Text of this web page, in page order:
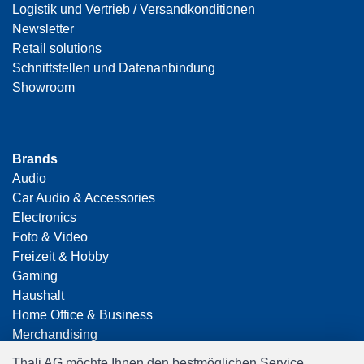
Logistik und Vertrieb / Versandkonditionen
Newsletter
Retail solutions
Schnittstellen und Datenanbindung
Showroom
Brands
Audio
Car Audio & Accessories
Electronics
Foto & Video
Freizeit & Hobby
Gaming
Haushalt
Home Office & Business
Merchandising